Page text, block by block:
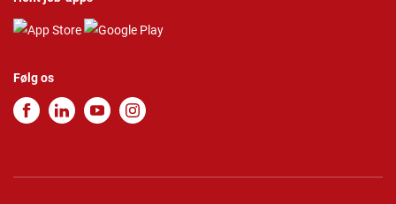
Følg os